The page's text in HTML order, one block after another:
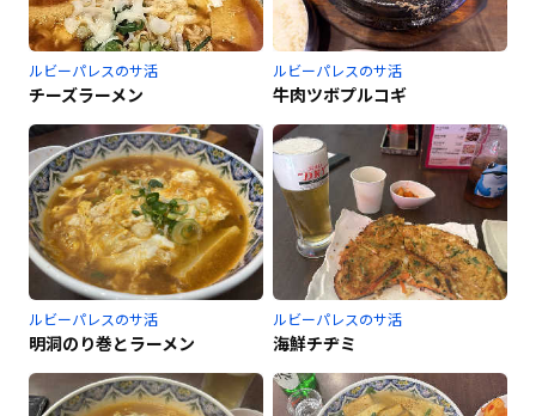
ルビーパレスのサ活
チーズラーメン
ルビーパレスのサ活
牛肉ツボプルコギ
ルビーパレスのサ活
明洞のり巻とラーメン
ルビーパレスのサ活
海鮮チヂミ